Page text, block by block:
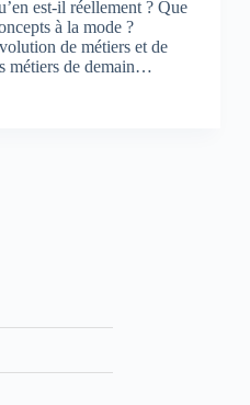
est-il réellement ? Que
à la mode ?
de métiers et de
métiers de demain…